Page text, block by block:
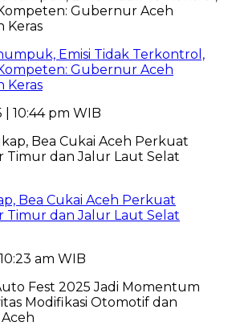
Emisi Tidak Terkontrol,
Gubernur Aceh
Keras
10:44 pm WIB
Bea Cukai Aceh Perkuat
Timur dan Jalur Laut Selat
am WIB